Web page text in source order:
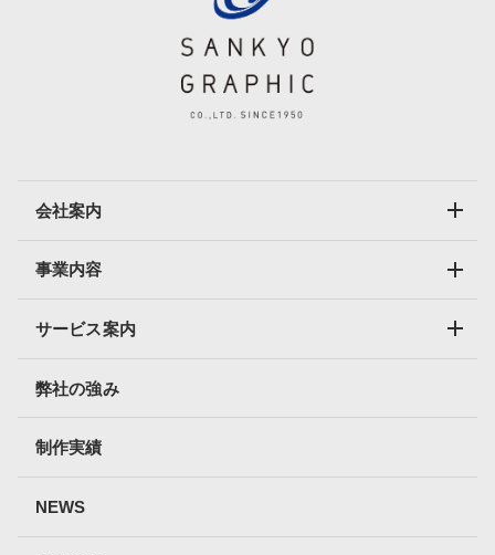
会社案内
事業内容
サービス案内
弊社の強み
制作実績
NEWS